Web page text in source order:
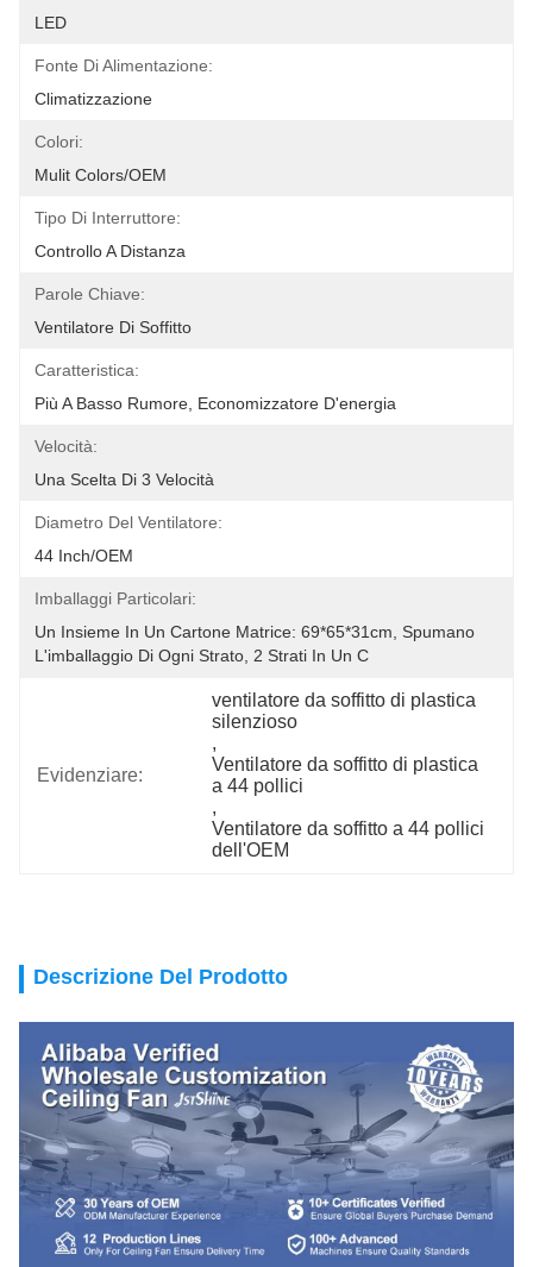
LED
Fonte Di Alimentazione:
Climatizzazione
Colori:
Mulit Colors/OEM
Tipo Di Interruttore:
Controllo A Distanza
Parole Chiave:
Ventilatore Di Soffitto
Caratteristica:
Più A Basso Rumore, Economizzatore D'energia
Velocità:
Una Scelta Di 3 Velocità
Diametro Del Ventilatore:
44 Inch/OEM
Imballaggi Particolari:
Un Insieme In Un Cartone Matrice: 69*65*31cm, Spumano
L'imballaggio Di Ogni Strato, 2 Strati In Un C
Evidenziare:
ventilatore da soffitto di plastica
silenzioso
,
Ventilatore da soffitto di plastica
a 44 pollici
,
Ventilatore da soffitto a 44 pollici
dell'OEM
Descrizione Del Prodotto